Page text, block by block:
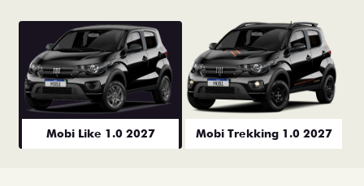
Mobi Like 1.0 2027 Mobi Trekking 1.0 2027